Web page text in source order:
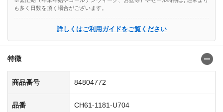
も多く日数を頂く場合がございます。
詳しくはご利用ガイドをご覧ください
特徴
商品番号 84804772
品番 CH61-1181-U704